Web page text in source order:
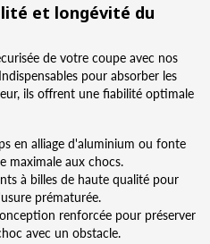
et longévité du
de votre coupe avec nos
pour absorber les
ils offrent une fiabilité optimale
en alliage d'aluminium ou fonte
maximale aux chocs.
à billes de haute qualité pour
prématurée.
renforcée pour préserver
avec un obstacle.